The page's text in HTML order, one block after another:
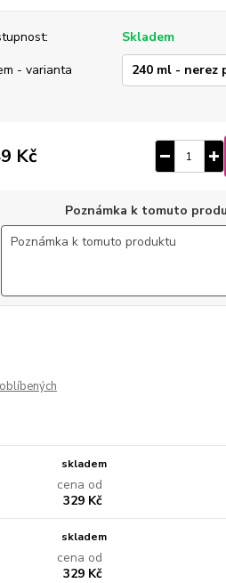
Skladem
- varianta
Kč
Poznámka k tomuto
cena od
329 Kč
skladem
cena od
329 Kč
skladem